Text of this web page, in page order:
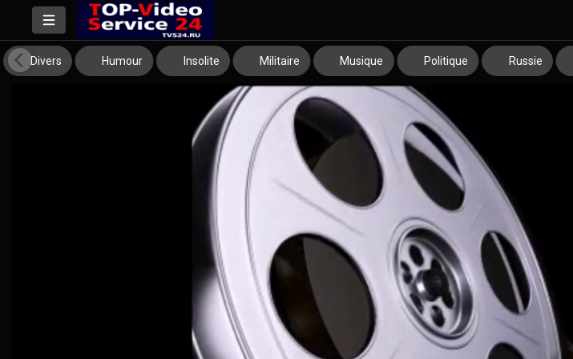
Divers Humour Insolite Militaire Musique Politique Russie